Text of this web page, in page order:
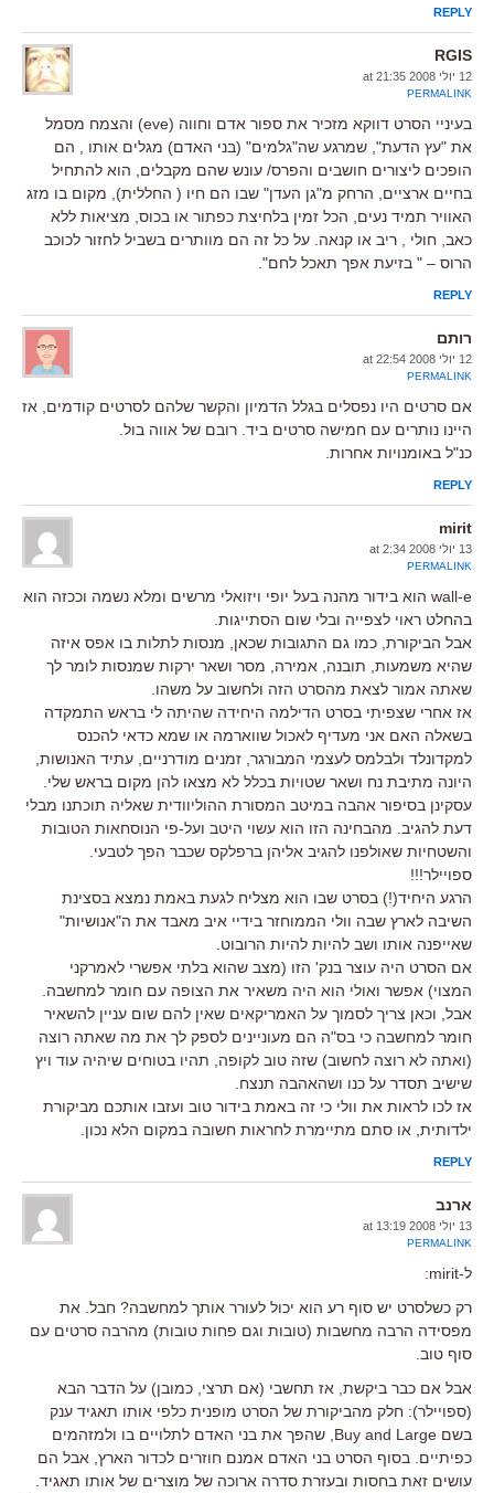
REPLY
RGIS
12 יולי 2008 at 21:35
PERMALINK
בעיניי הסרט דווקא מזכיר את ספור אדם וחווה (eve) והצמח מסמל
את "עץ הדעת", שמרגע שה"גלמים" (בני האדם) מגלים אותו , הם
הופכים ליצורים חושבים והפרס/ עונש שהם מקבלים, הוא להתחיל
בחיים ארציים, הרחק מ"גן העדן" שבו הם חיו ( החללית), מקום בו מזג
האוויר תמיד נעים, הכל זמין בלחיצת כפתור או בכוס, מציאות ללא
כאב, חולי , ריב או קנאה. על כל זה הם מוותרים בשביל לחזור לכוכב
הרוס – " בזיעת אפך תאכל לחם".
REPLY
רותם
12 יולי 2008 at 22:54
PERMALINK
אם סרטים היו נפסלים בגלל הדמיון והקשר שלהם לסרטים קודמים, אז
היינו נותרים עם חמישה סרטים ביד. רובם של אווה בול.
כנ"ל באומנויות אחרות.
REPLY
mirit
13 יולי 2008 at 2:34
PERMALINK
wall-e הוא בידור מהנה בעל יופי ויזואלי מרשים ומלא נשמה וככזה הוא
בהחלט ראוי לצפייה ובלי שום הסתייגות.
אבל הביקורת, כמו גם התגובות שכאן, מנסות לתלות בו אפס איזה
שהיא משמעות, תובנה, אמירה, מסר ושאר ירקות שמנסות לומר לך
שאתה אמור לצאת מהסרט הזה ולחשוב על משהו.
אז אחרי שצפיתי בסרט הדילמה היחידה שהיתה לי בראש התמקדה
בשאלה האם אני מעדיף לאכול שווארמה או שמא כדאי להכנס
למקדונלד ולבלמס לעצמי המבורגר, זמנים מודרניים, עתיד האנושות,
היונה מתיבת נח ושאר שטויות בכלל לא מצאו להן מקום בראש שלי.
עסקינן בסיפור אהבה במיטב המסורת ההוליוודית שאליה תוכתנו מבלי
דעת להגיב. מהבחינה הזו הוא עשוי היטב ועל-פי הנוסחאות הטובות
והשטחיות שאולפנו להגיב אליהן ברפלקס שכבר הפך לטבעי.
ספויילר!!!
הרגע היחיד(!) בסרט שבו הוא מצליח לגעת באמת נמצא בסצינת
השיבה לארץ שבה וולי הממוחזר בידיי איב מאבד את ה"אנושיות"
שאייפנה אותו ושב להיות להיות הרובוט.
אם הסרט היה עוצר בנק' הזו (מצב שהוא בלתי אפשרי לאמרקני
המצוי) אפשר ואולי הוא היה משאיר את הצופה עם חומר למחשבה.
אבל, וכאן צריך לסמוך על האמריקאים שאין להם שום עניין להשאיר
חומר למחשבה כי בס"ה הם מעוניינים לספק לך את מה שאתה רוצה
(ואתה לא רוצה לחשוב) שזה טוב לקופה, תהיו בטוחים שיהיה עוד ויץ
שישיב תסדר על כנו ושהאהבה תנצח.
אז לכו לראות את וולי כי זה באמת בידור טוב ועזבו אותכם מביקורת
ילדותית, או סתם מתיימרת לחראות חשובה במקום הלא נכון.
REPLY
ארנב
13 יולי 2008 at 13:19
PERMALINK
ל-mirit:
רק כשלסרט יש סוף רע הוא יכול לעורר אותך למחשבה? חבל. את
מפסידה הרבה מחשבות (טובות וגם פחות טובות) מהרבה סרטים עם
סוף טוב.
אבל אם כבר ביקשת, אז תחשבי (אם תרצי, כמובן) על הדבר הבא
(ספויילר): חלק מהביקורת של הסרט מופנית כלפי אותו תאגיד ענק
בשם Buy and Large, שהפך את בני האדם לתלויים בו ולמזהמים
כפיתיים. בסוף הסרט בני האדם אמנם חוזרים לכדור הארץ, אבל הם
עושים זאת בחסות ובעזרת סדרה ארוכה של מוצרים של אותו תאגיד.